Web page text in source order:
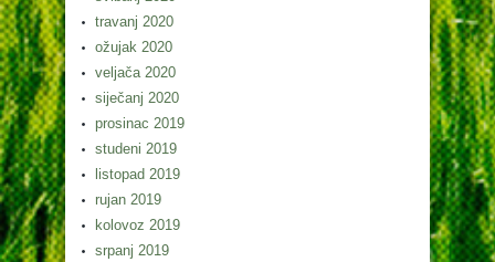
travanj 2020
ožujak 2020
veljača 2020
siječanj 2020
prosinac 2019
studeni 2019
listopad 2019
rujan 2019
kolovoz 2019
srpanj 2019